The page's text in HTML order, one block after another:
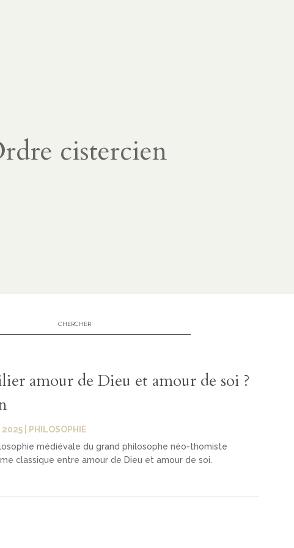
cistercien
amour de Dieu et amour de soi ?
2025|
PHILOSOPHIE
médiévale du grand philosophe néo-thomiste
classique entre amour de Dieu et amour de soi.